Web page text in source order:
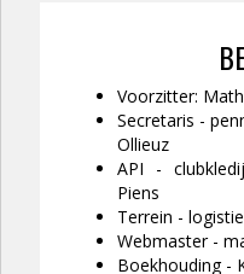
Voorzitter:
Secretaris -
Ollieuz
API -
Piens
Terrein -
Webmaster -
Boekhouding -